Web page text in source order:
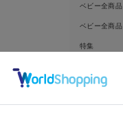
ベビー全商品
ベビー全商品
特集
関連商品
お気に入り商品を確認する